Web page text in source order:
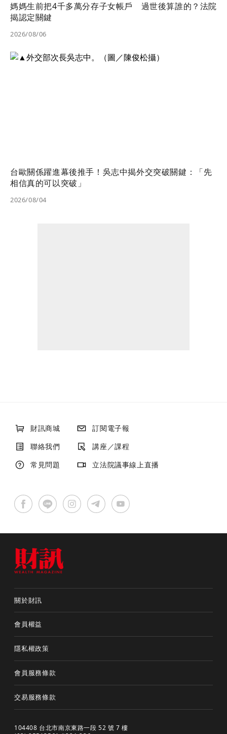
媽媽生前把4千多萬分存子女帳戶 過世後算誰的？法院
揭認定關鍵
2026/08/06
台歐關係躍進幕後推手！吳志中揭外交突破關鍵：「先
相信真的可以突破」
2026/08/04
財訊商城
訂閱電子報
聯絡我們
講座／課程
常見問題
立法院議事線上直播
關於財訊
會員權益
隱私權政策
會員服務條款
交易服務條款
104408 台北市南京東路一段 52 號 7 樓